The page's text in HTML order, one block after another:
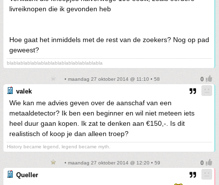
livreiknopen die ik gevonden heb
Hoe gaat het inmiddels met de rest van de zoekers? Nog op pad
geweest?
blablablablablablablablablablablablablabla
• maandag 27 oktober 2014 @ 11:10 • 58
valek
Wie kan me advies geven over de aanschaf van een
metaaldetector? Ik ben een beginner en wil niet meteen iets
heel duur gaan kopen. Ik zat te denken aan €150,-. Is dit
realistisch of koop je dan alleen troep?
History became legend, legend became myth.
• maandag 27 oktober 2014 @ 12:20 • 59
Queller